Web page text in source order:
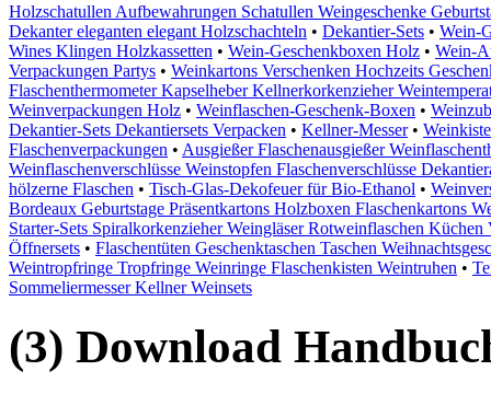
Holzschatullen Aufbewahrungen Schatullen Weingeschenke
Dekanter eleganten elegant Holzschachteln • Dekantier-Sets • Wein-
Wines Klingen Holzkassetten • Wein-Geschenkboxen Holz • Wein-
Verpackungen Partys • Weinkartons Verschenken Hochzeits
Flaschenthermometer Kapselheber Kellnerkorkenzieher
Weinverpackungen Holz • Weinflaschen-Geschenk-Boxen •
Dekantier-Sets Dekantiersets Verpacken • Kellner-Messer•
Flaschenverpackungen • Ausgießer Flaschenausgießer
Weinflaschenverschlüsse Weinstopfen Flaschenverschlüsse
hölzerne Flaschen • Tisch-Glas-Dekofeuer für Bio-Ethanol •
Bordeaux Geburtstage Präsentkartons Holzboxen Flaschenkartons
Starter-Sets Spiralkorkenzieher Weingläser Rotweinflaschen Küchen
Öffnersets • Flaschentüten Geschenktaschen Taschen
Weintropfringe Tropfringe Weinringe Flaschenkisten Weintruhen •
Sommeliermesser Kellner Weinsets
(3) Download